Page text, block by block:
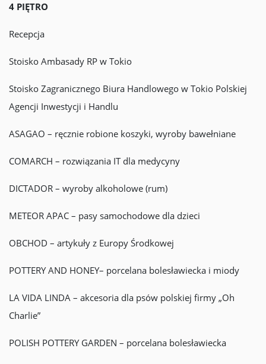
4 PIĘTRO
Recepcja
Stoisko Ambasady RP w Tokio
Stoisko Zagranicznego Biura Handlowego w Tokio Polskiej
Agencji Inwestycji i Handlu
ASAGAO – ręcznie robione koszyki, wyroby bawełniane
COMARCH – rozwiązania IT dla medycyny
DICTADOR – wyroby alkoholowe (rum)
METEOR APAC – pasy samochodowe dla dzieci
OBCHOD – artykuły z Europy Środkowej
POTTERY AND HONEY– porcelana bolesławiecka i miody
LA VIDA LINDA – akcesoria dla psów polskiej firmy „Oh
Charlie”
POLISH POTTERY GARDEN – porcelana bolesławiecka